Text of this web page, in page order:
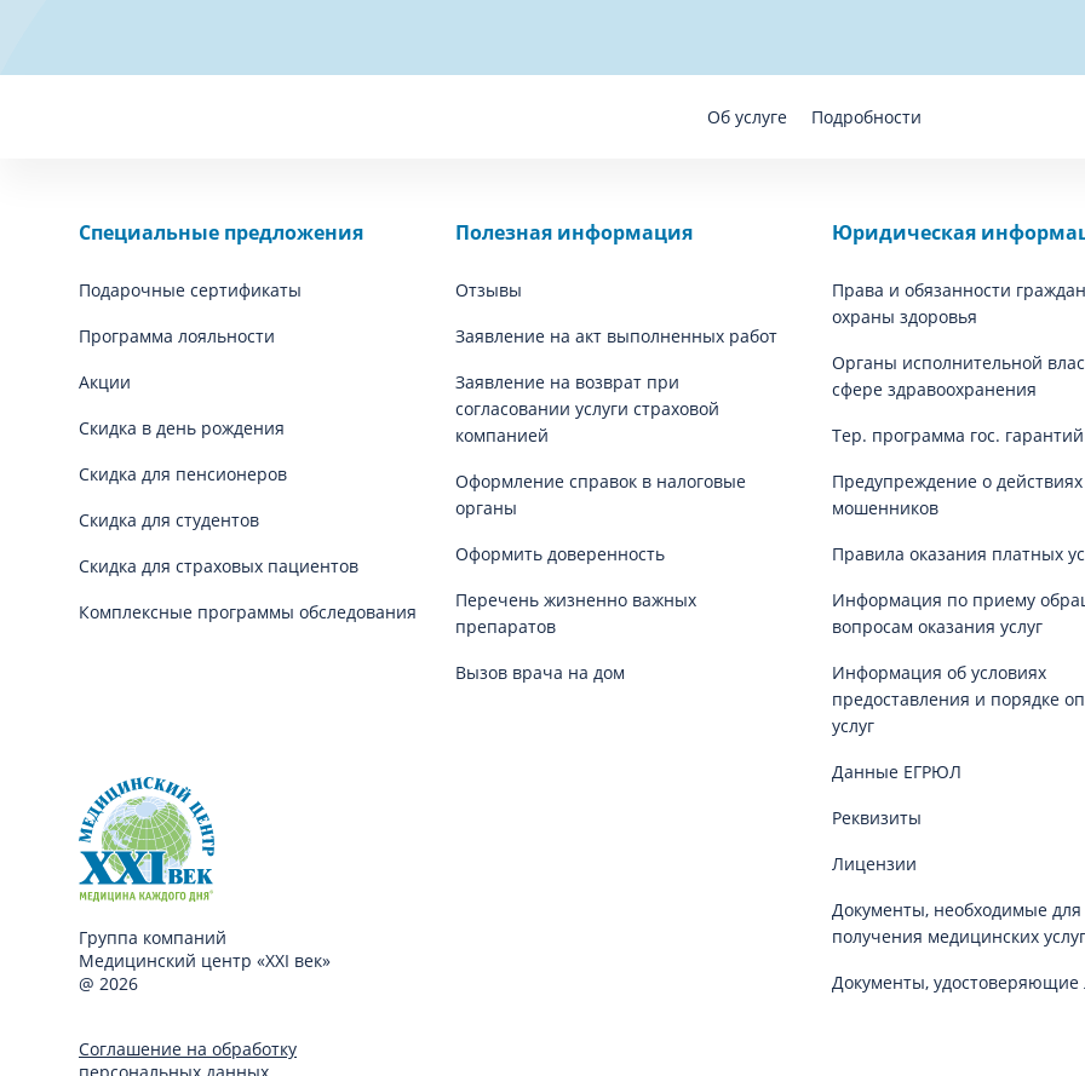
Об услуге Подробности
Специальные предложения
Подарочные сертификаты
Программа лояльности
Акции
Скидка в день рождения
Скидка для пенсионеров
Скидка для студентов
Скидка для страховых пациентов
Комплексные программы обследования
Группа компаний
Медицинский центр «XXI век»
@ 2026
Полезная информация
Отзывы
Заявление на акт выполненных работ
Заявление на возврат при
согласовании услуги страховой
компанией
Оформление справок в налоговые
органы
Оформить доверенность
Перечень жизненно важных
препаратов
Вызов врача на дом
Юридическая
Права и обязанности
охраны здоровья
Органы исполнительной
сфере здравоохранения
Тер. программа гос.
Предупреждение о действиях
мошенников
Правила оказания платных
Информация по приему
вопросам оказания услуг
Информация об условиях
предоставления и порядке
услуг
Данные ЕГРЮЛ
Реквизиты
Лицензии
Документы, необходимые для
получения медицинских услуг
Документы, удостоверяющие
Соглашение на обработку